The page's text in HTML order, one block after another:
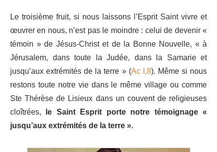
Le troisième fruit, si nous laissons l’Esprit Saint vivre et
œuvrer en nous, n’est pas le moindre : celui de devenir «
témoin » de Jésus-Christ et de la Bonne Nouvelle, « à
Jérusalem, dans toute la Judée, dans la Samarie et
jusqu’aux extrémités de la terre » (Ac I,8). Même si nous
restons toute notre vie dans le même village ou comme
Ste Thérèse de Lisieux dans un couvent de religieuses
cloîtrées,
le Saint Esprit porte notre témoignage «
jusqu’aux extrémités de la terre ».